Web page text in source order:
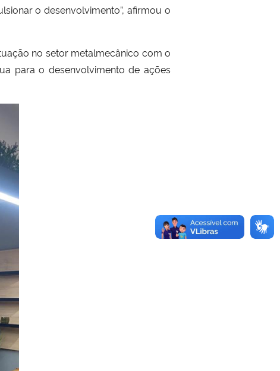
o desenvolvimento”, afirmou o
no setor metalmecânico com o
para o desenvolvimento de ações